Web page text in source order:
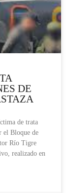
DE
de trata
el Bloque de
Río Tigre
realizado en